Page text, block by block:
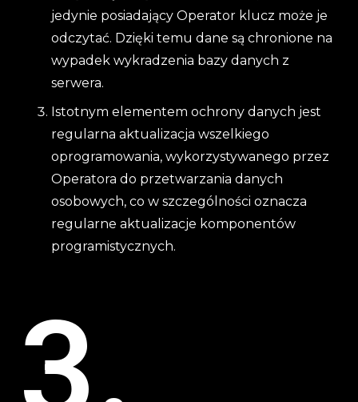
jedynie posiadający Operator klucz może je
odczytać. Dzięki temu dane są chronione na
wypadek wykradzenia bazy danych z
serwera.
Istotnym elementem ochrony danych jest
regularna aktualizacja wszelkiego
oprogramowania, wykorzystywanego przez
Operatora do przetwarzania danych
osobowych, co w szczególności oznacza
regularne aktualizacje komponentów
programistycznych.
3.